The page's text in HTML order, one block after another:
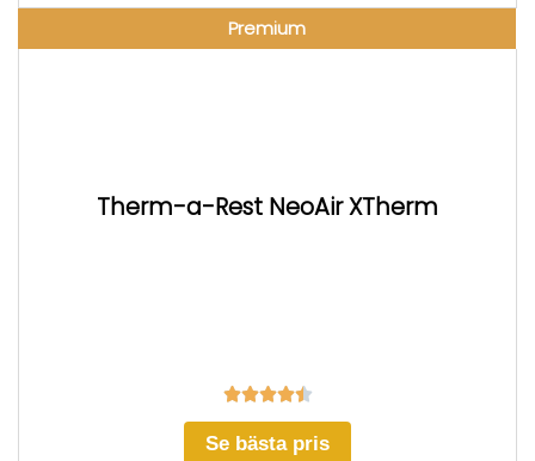
Premium
Therm-a-Rest NeoAir XTherm

Se bästa pris